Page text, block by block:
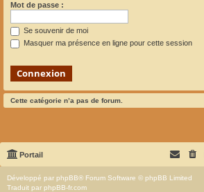
Mot de passe :
Se souvenir de moi
Masquer ma présence en ligne pour cette session
Cette catégorie n’a pas de forum.
Portail
Développé par phpBB® Forum Software © phpBB Limited
Traduit par phpBB-fr.com